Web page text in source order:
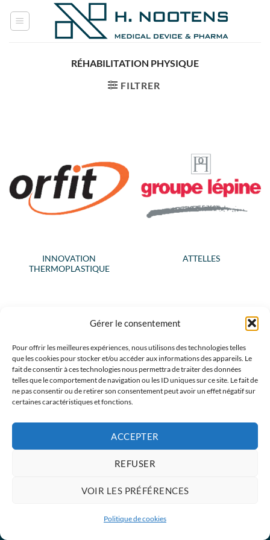
Gérer le consentement
Pour offrir les meilleures expériences, nous utilisons des technologies telles
que les cookies pour stocker et/ou accéder aux informations des appareils. Le
fait de consentir à ces technologies nous permettra de traiter des données
telles que le comportement de navigation ou les ID uniques sur ce site. Le fait de
ne pas consentir ou de retirer son consentement peut avoir un effet négatif sur
certaines caractéristiques et fonctions.
ACCEPTER
REFUSER
VOIR LES PRÉFÉRENCES
Politique de cookies
RÉHABILITATION PHYSIQUE
FILTRER
INNOVATION
THERMOPLASTIQUE
ATTELLES
Vous souhaitez plus de renseignements sur nos
produits et services ou vous souhaitez la visite d'un
représentant ? N'hésitez pas à nous contacter.
NOUS CONTACTER
Conditions générales